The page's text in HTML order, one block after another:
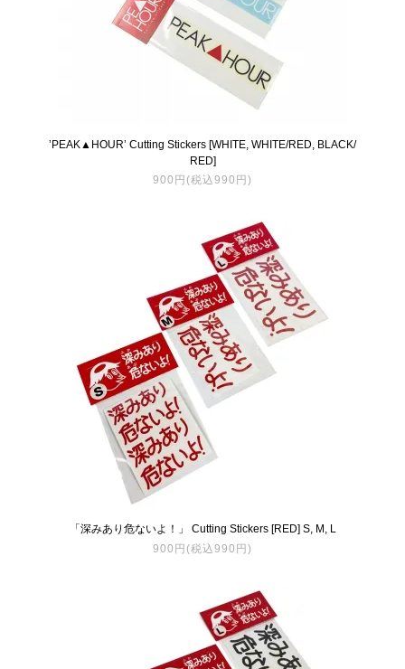
’PEAK▲HOUR’ Cutting Stickers [WHITE, WHITE/RED, BLACK/
RED]
900円(税込990円)
「深みあり危ないよ！」 Cutting Stickers [RED] S, M, L
900円(税込990円)